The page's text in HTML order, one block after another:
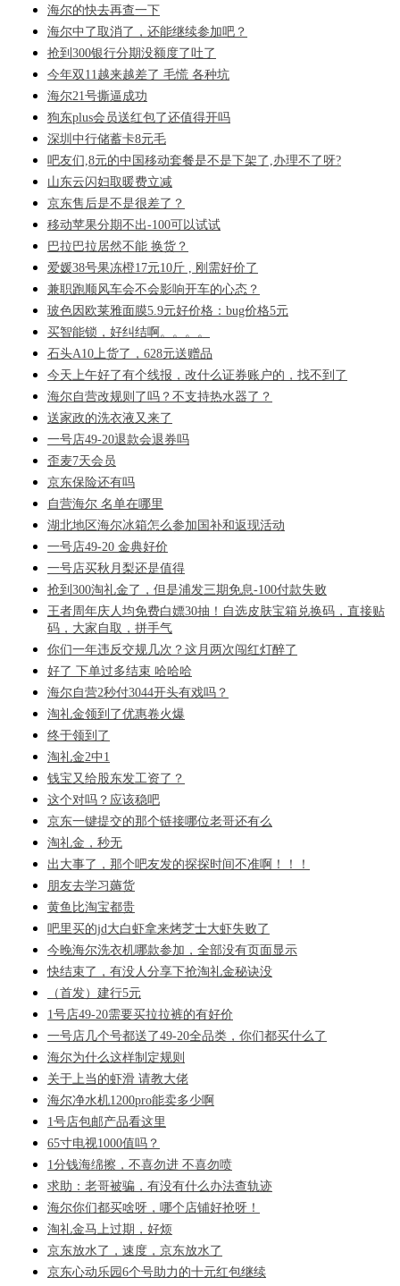
海尔的快去再查一下
海尔中了取消了，还能继续参加吧？
抢到300银行分期没额度了吐了
今年双11越来越差了 毛慌 各种坑
海尔21号撕逼成功
狗东plus会员送红包了还值得开吗
深圳中行储蓄卡8元毛
吧友们,8元的中国移动套餐是不是下架了,办理不了呀?
山东云闪妇取暖费立减
京东售后是不是很差了？
移动苹果分期不出-100可以试试
巴拉巴拉居然不能 换货？
爱媛38号果冻橙17元10斤 , 刚需好价了
兼职跑顺风车会不会影响开车的心态？
玻色因欧莱雅面膜5.9元好价格：bug价格5元
买智能锁，好纠结啊。。。。
石头A10上货了，628元送赠品
今天上午好了有个线报，改什么证券账户的，找不到了
海尔自营改规则了吗？不支持热水器了？
送家政的洗衣液又来了
一号店49-20退款会退券吗
歪麦7天会员
京东保险还有吗
自营海尔 名单在哪里
湖北地区海尔冰箱怎么参加国补和返现活动
一号店49-20 金典好价
一号店买秋月梨还是值得
抢到300淘礼金了，但是浦发三期免息-100付款失败
王者周年庆人均免费白嫖30抽！自选皮肤宝箱兑换码，直接贴
码，大家自取，拼手气
你们一年违反交规几次？这月两次闯红灯醉了
好了 下单过多结束 哈哈哈
海尔自营2秒付3044开头有戏吗？
淘礼金领到了优惠卷火爆
终于领到了
淘礼金2中1
钱宝又给股东发工资了？
这个对吗？应该稳吧
京东一键提交的那个链接哪位老哥还有么
淘礼金，秒无
出大事了，那个吧友发的探探时间不准啊！！！
朋友去学习薅货
黄鱼比淘宝都贵
吧里买的jd大白虾拿来烤芝士大虾失败了
今晚海尔洗衣机哪款参加，全部没有页面显示
快结束了，有没人分享下抢淘礼金秘诀没
（首发）建行5元
1号店49-20需要买拉拉裤的有好价
一号店几个号都送了49-20全品类，你们都买什么了
海尔为什么这样制定规则
关于上当的虾滑 请教大佬
海尔净水机1200pro能卖多少啊
1号店包邮产品看这里
65寸电视1000值吗？
1分钱海绵擦，不喜勿进 不喜勿喷
求助：老哥被骗，有没有什么办法查轨迹
海尔你们都买啥呀，哪个店铺好抢呀！
淘礼金马上过期，好烦
京东放水了，速度，京东放水了
京东心动乐园6个号助力的十元红包继续